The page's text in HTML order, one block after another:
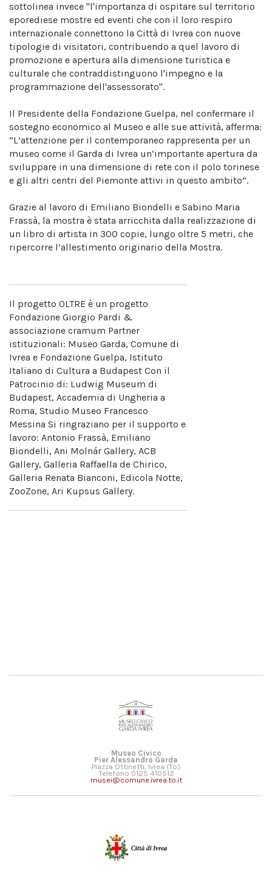
sottolinea invece "l'importanza di ospitare sul territorio
eporediese mostre ed eventi che con il loro respiro
internazionale connettono la Città di Ivrea con nuove
tipologie di visitatori, contribuendo a quel lavoro di
promozione e apertura alla dimensione turistica e
culturale che contraddistinguono l'impegno e la
programmazione dell'assessorato".
Il Presidente della Fondazione Guelpa, nel confermare il
sostegno economico al Museo e alle sue attività, afferma:
“L’attenzione per il contemporaneo rappresenta per un
museo come il Garda di Ivrea un’importante apertura da
sviluppare in una dimensione di rete con il polo torinese
e gli altri centri del Piemonte attivi in questo ambito”.
Grazie al lavoro di Emiliano Biondelli e Sabino Maria
Frassà, la mostra è stata arricchita dalla realizzazione di
un libro di artista in 300 copie, lungo oltre 5 metri, che
ripercorre l’allestimento originario della Mostra.
Il progetto OLTRE è un progetto
Fondazione Giorgio Pardi &
associazione cramum Partner
istituzionali: Museo Garda, Comune di
Ivrea e Fondazione Guelpa, Istituto
Italiano di Cultura a Budapest Con il
Patrocinio di: Ludwig Museum di
Budapest, Accademia di Ungheria a
Roma, Studio Museo Francesco
Messina Si ringraziano per il supporto e
lavoro: Antonio Frassà, Emiliano
Biondelli, Ani Molnár Gallery, ACB
Gallery, Galleria Raffaella de Chirico,
Galleria Renata Bianconi, Edicola Notte,
ZooZone, Ari Kupsus Gallery.
Museo Civico
Pier Alessandro Garda
Piazza Ottinetti, Ivrea (To)
Telefono 0125 410512
musei@comune.ivrea.to.it